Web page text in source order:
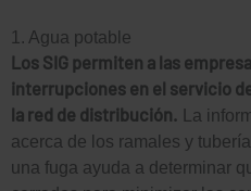
1. Agua potable
Los SIG permiten a las
interrupciones en el servicio
la red de distribución. La
acerca de los ramales y
una fuga ayuda a determinar